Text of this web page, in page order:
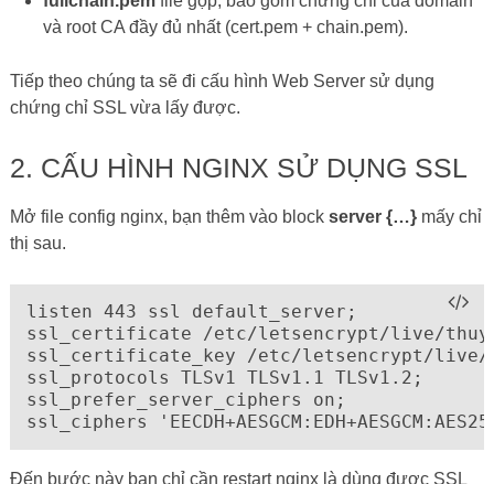
và root CA đầy đủ nhất (cert.pem + chain.pem).
Tiếp theo chúng ta sẽ đi cấu hình Web Server sử dụng
chứng chỉ SSL vừa lấy được.
2. CẤU HÌNH NGINX SỬ DỤNG SSL
Mở file config nginx, bạn thêm vào block server {…}mấy chỉ
thị sau.
listen 443 ssl default_server;
ssl_certificate /etc/letsencrypt/live/
ssl_certificate_key /etc/letsencrypt/live/
ssl_protocols TLSv1 TLSv1.1 TLSv1.2;
ssl_prefer_server_ciphers on;
ssl_ciphers
Đến bước này bạn chỉ cần restart nginx là dùng được SSL